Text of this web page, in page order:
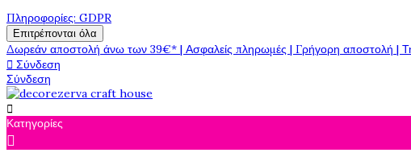
Πληροφορίες: GDPR
Επιτρέπονται όλα
Δωρεάν αποστολή άνω των 39€* | Ασφαλείς πληρωμές | Γρήγορη αποστολή |
 Σύνδεση
Σύνδεση

Κατηγορίες
